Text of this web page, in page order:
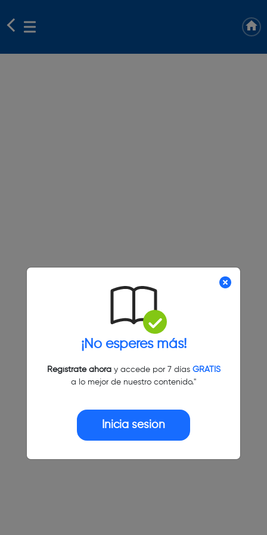
¡No esperes más!
Regístrate ahoray accede por 7 días GRATIS
a lo mejor de nuestro contenido."
Inicia sesión